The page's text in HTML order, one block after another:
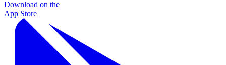
Download on the
App Store